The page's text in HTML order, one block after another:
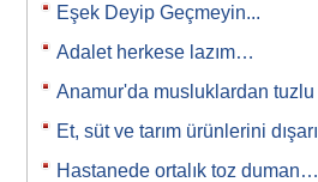
Eşek Deyip Geçmeyin...
Adalet herkese lazım…
Anamur'da musluklardan
Et, süt ve tarım ürünlerini
Hastanede ortalık toz duman…